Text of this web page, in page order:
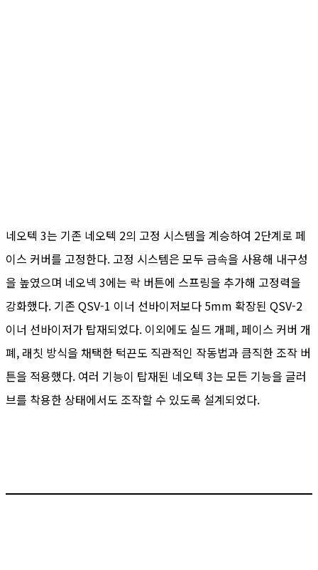
네오텍 3는 기존 네오텍 2의 고정 시스템을 계승하여 2단계로 페
이스 커버를 고정한다. 고정 시스템은 모두 금속을 사용해 내구성
을 높였으며 네오넥 3에는 락 버튼에 스프링을 추가해 고정력을
강화했다. 기존 QSV-1 이너 선바이저보다 5mm 확장된 QSV-2
이너 선바이저가 탑재되었다. 이외에도 실드 개폐, 페이스 커버 개
폐, 래칫 방식을 채택한 턱끈도 직관적인 작동법과 큼직한 조작 버
튼을 적용했다. 여러 기능이 탑재된 네오텍 3는 모든 기능을 글러
브를 착용한 상태에서도 조작할 수 있도록 설계되었다.